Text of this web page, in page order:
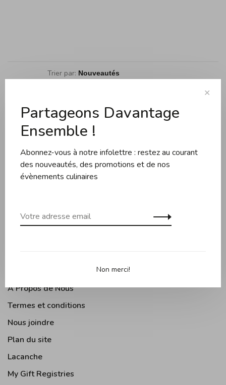
Trier par:
Cuisson
Couteaux et planches
Pâtisserie
Moments Gourmands
À Propos de Nous
Termes et conditions
Nous joindre
Plan du site
Lacanche
My Gift Registries
✕
Partageons Davantage
Ensemble !
Abonnez-vous à notre infolettre : restez au courant
des nouveautés, des promotions et de nos
évènements culinaires
Non merci!